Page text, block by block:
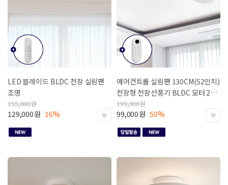
LED 블레이드 BLDC 천장 실링팬
조명
155,000원
129,000원 16%
에어컨트롤 실링팬 130CM(52인치)
천장형 천장선풍기 BLDC 모터 2년
무상 A/S / 모터 무상 AS 5년
199,000원
99,000원 50%